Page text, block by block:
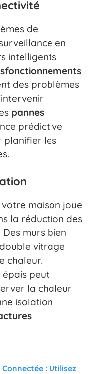
de
en
intelligents
des problèmes
pannes
prédictive
planifier les
maison joue
la réduction des
. Des murs bien
vitrage
chaleur.
épais peut
la chaleur
isolation
: Utilisez